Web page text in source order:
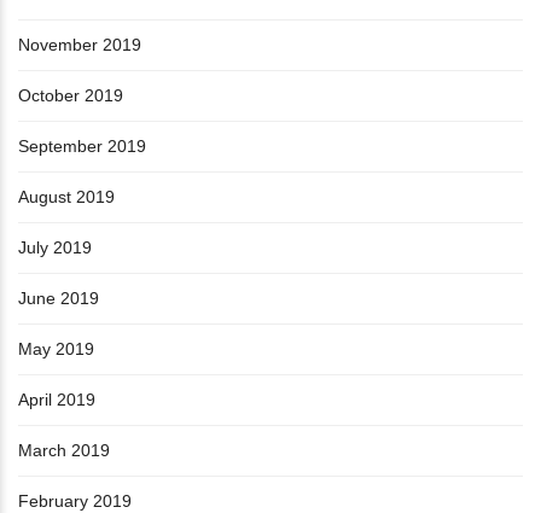
November 2019
October 2019
September 2019
August 2019
July 2019
June 2019
May 2019
April 2019
March 2019
February 2019